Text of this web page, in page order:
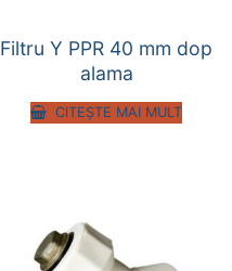
Filtru Y PPR 40 mm dop
alama
CITEȘTE MAI MULT